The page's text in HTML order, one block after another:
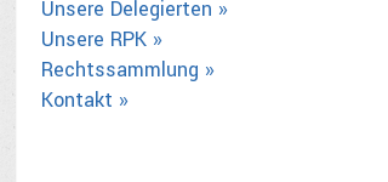
Unsere Delegierten »
Unsere RPK »
Rechtssammlung »
Kontakt »